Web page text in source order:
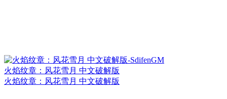
火焰纹章：风花雪月 中文破解版
火焰纹章：风花雪月 中文破解版